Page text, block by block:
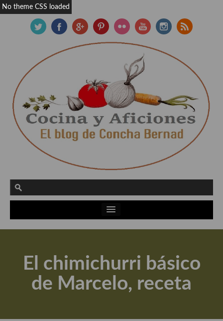
Actualidad y recomendaciones
Apuntes, estudios sobre temas interesantes e importantes
Aceite de Oliva Virgen Extra (AOVE)
El chimichurri básico
de Marcelo, receta
No theme CSS loaded